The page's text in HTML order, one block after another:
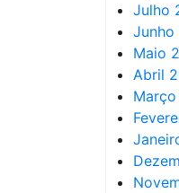
Julho
Junho
Maio
Abril